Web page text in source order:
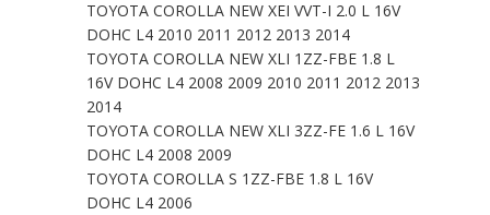
TOYOTA COROLLA NEW XEI VVT-I 2.0 L 16V
DOHC L4 2010 2011 2012 2013 2014
TOYOTA COROLLA NEW XLI 1ZZ-FBE 1.8 L
16V DOHC L4 2008 2009 2010 2011 2012 2013
2014
TOYOTA COROLLA NEW XLI 3ZZ-FE 1.6 L 16V
DOHC L4 2008 2009
TOYOTA COROLLA S 1ZZ-FBE 1.8 L 16V
DOHC L4 2006